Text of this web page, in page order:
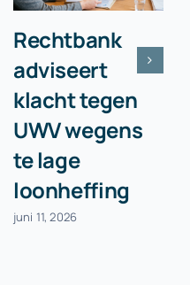
Rechtbank
adviseert
klacht tegen
UWV wegens
te lage
loonheffing
juni 11, 2026